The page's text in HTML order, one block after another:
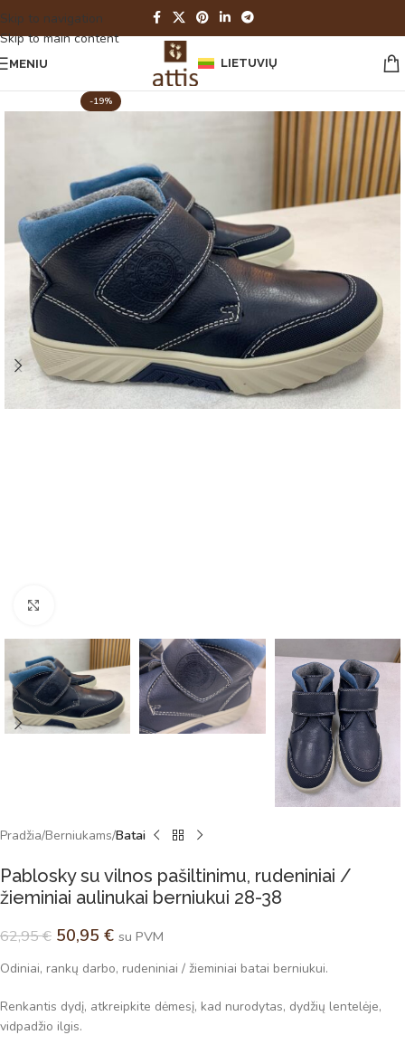
Skip to navigation
Skip to main content
MENIU LIETUVIŲ
-19%
Pradžia Berniukams Batai
Pablosky su vilnos pašiltinimu, rudeniniai /
žieminiai aulinukai berniukui 28-38
62,95€ 50,95 € su PVM
Odiniai, rankų darbo, rudeniniai / žieminiai batai berniukui.
Renkantis dydį, atkreipkite dėmesį, kad nurodytas, dydžių lentelėje,
vidpadžio ilgis.